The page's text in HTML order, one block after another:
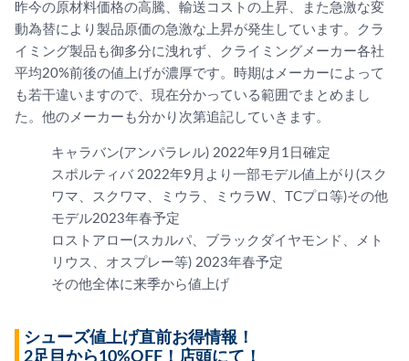
昨今の原材料価格の高騰、輸送コストの上昇、また急激な変
動為替により製品原価の急激な上昇が発生しています。クラ
イミング製品も御多分に洩れず、クライミングメーカー各社
平均20%前後の値上げが濃厚です。時期はメーカーによって
も若干違いますので、現在分かっている範囲でまとめまし
た。他のメーカーも分かり次第追記していきます。
キャラバン(アンパラレル) 2022年9月1日確定
スポルティバ 2022年9月より一部モデル値上がり(スク
ワマ、スクワマ、ミウラ、ミウラW、TCプロ等)その他
モデル2023年春予定
ロストアロー(スカルパ、ブラックダイヤモンド、メト
リウス、オスプレー等) 2023年春予定
その他全体に来季から値上げ
シューズ値上げ直前お得情報！
2足目から10%OFF！店頭にて！